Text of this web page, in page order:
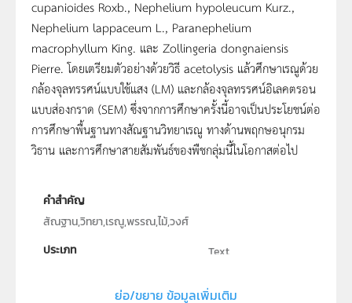
cupanioides Roxb., Nephelium hypoleucum Kurz.,
Nephelium lappaceum L., Paranephelium
macrophyllum King. และ Zollingeria dongnaiensis
Pierre. โดยเตรียมตัวอย่างด้วยวิธี acetolysis แล้วศึกษาเรณูด้วย
กล้องจุลทรรศน์แบบใช้แสง (LM) และกล้องจุลทรรศน์อิเลคตรอน
แบบส่องกราด (SEM) ซึ่งจากการศึกษาครั้งนี้อาจเป็นประโยชน์ต่อ
การศึกษาพื้นฐานทางสัณฐานวิทยาเรณู ทางด้านพฤกษอนุกรม
วิธาน และการศึกษาสายสัมพันธ์ของพืชกลุ่มนี้ในโอกาสต่อไป
คำสำคัญ
สัณฐาน,วิทยา,เรณู,พรรณ,ไม้,วงศ์
ประเภท
Text
ย่อ/ขยาย ข้อมูลเพิ่มเติม